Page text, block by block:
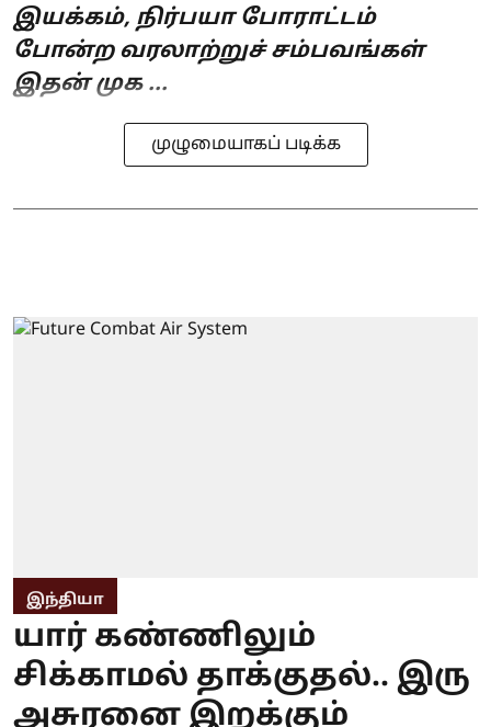
இயக்கம், நிர்பயா போராட்டம்
போன்ற வரலாற்றுச் சம்பவங்கள்
இதன் முக ...
முழுமையாகப் படிக்க
இந்தியா
யார் கண்ணிலும்
சிக்காமல் தாக்குதல்.. இரு
அசுரனை இறக்கும்